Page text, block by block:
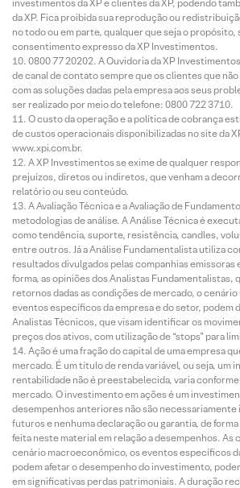
investimentos da XP e clientes da XP, podendo
da XP. Fica proibida sua reprodução ou
no todo ou em parte, qualquer que seja o propósito,
consentimento expresso da XP Investimentos.
0800 77 20202. A Ouvidoria da XP
de canal de contato sempre que os clientes que
com as soluções dadas pela empresa aos seus
ser realizado por meio do telefone: 0800 722 3710.
O custo da operação e a política de cobrança
de custos operacionais disponibilizadas no site da
www.xpi.com.br.
A XP Investimentos se exime de qualquer
prejuízos, diretos ou indiretos, que venham a
relatório ou seu conteúdo.
A Avaliação Técnica e a Avaliação de
metodologias de análise. A Análise Técnica é
como tendência, suporte, resistência, candles,
entre outros. Já a Análise Fundamentalista utiliza
resultados divulgados pelas companhias emissoras
forma, as opiniões dos Analistas Fundamentalistas,
retornos dadas as condições de mercado, o
eventos específicos da empresa e do setor, podem
Analistas Técnicos, que visam identificar os
preços dos ativos, com utilização de “stops” para
Ação é uma fração do capital de uma empresa
mercado. É um título de renda variável, ou seja, um
rentabilidade não é preestabelecida, varia
mercado. O investimento em ações é um
desempenhos anteriores não são
futuros e nenhuma declaração ou garantia, de
feita neste material em relação a desempenhos. As
cenário macroeconômico, os eventos específicos
podem afetar o desempenho do investimento,
em significativas perdas patrimoniais. A duração